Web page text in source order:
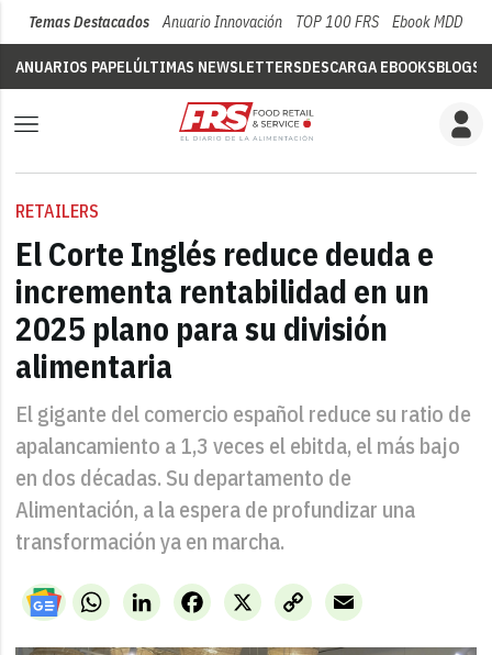
Temas Destacados Anuario Innovación TOP 100 FRS Ebook MDD
ANUARIOS PAPELÚLTIMAS NEWSLETTERSDESCARGA EBOOKSBLOGS
RETAILERS
El Corte Inglés reduce deuda e
incrementa rentabilidad en un
2025 plano para su división
alimentaria
El gigante del comercio español reduce su ratio de
apalancamiento a 1,3 veces el ebitda, el más bajo
en dos décadas. Su departamento de
Alimentación, a la espera de profundizar una
transformación ya en marcha.
WhatsAppLinkedIn X
Facebook
Copy
Link
Email